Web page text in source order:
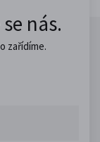
nás.
zařídíme.